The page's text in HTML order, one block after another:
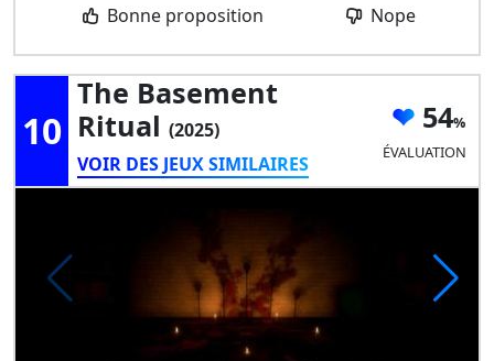
Bonne proposition Nope
10
The Basement
Ritual (2025)
VOIR DES JEUX SIMILAIRES
54
ÉVALUATION